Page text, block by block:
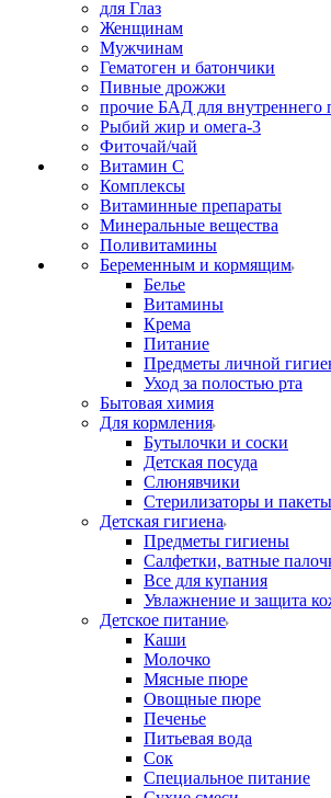
для Глаз
Женщинам
Мужчинам
Гематоген и батончики
Пивные дрожжи
прочие БАД для внутреннего
Рыбий жир и омега-3
Фиточай/чай
Витамин С
Комплексы
Витаминные препараты
Минеральные вещества
Поливитамины
Беременным и кормящим
Белье
Витамины
Крема
Питание
Предметы личной
Уход за полостью рта
Бытовая химия
Для кормления
Бутылочки и соски
Детская посуда
Слюнявчики
Стерилизаторы и
Детская гигиена
Предметы гигиены
Салфетки, ватные
Все для купания
Увлажнение и защита
Детское питание
Каши
Молочко
Мясные пюре
Овощные пюре
Печенье
Питьевая вода
Сок
Специальное питание